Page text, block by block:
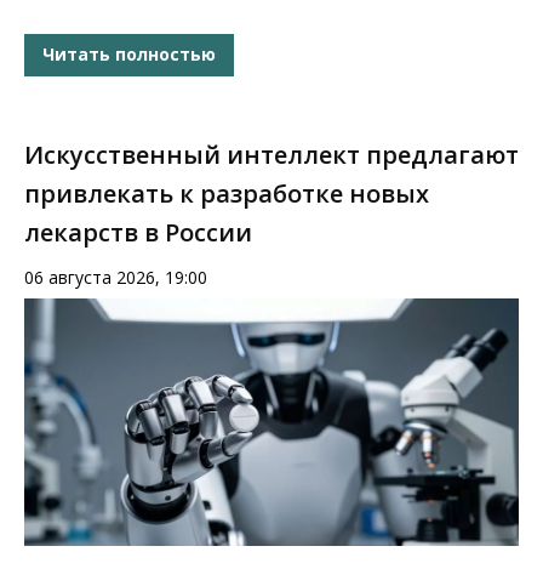
Читать полностью
Искусственный интеллект предлагают
привлекать к разработке новых
лекарств в России
06 августа 2026, 19:00